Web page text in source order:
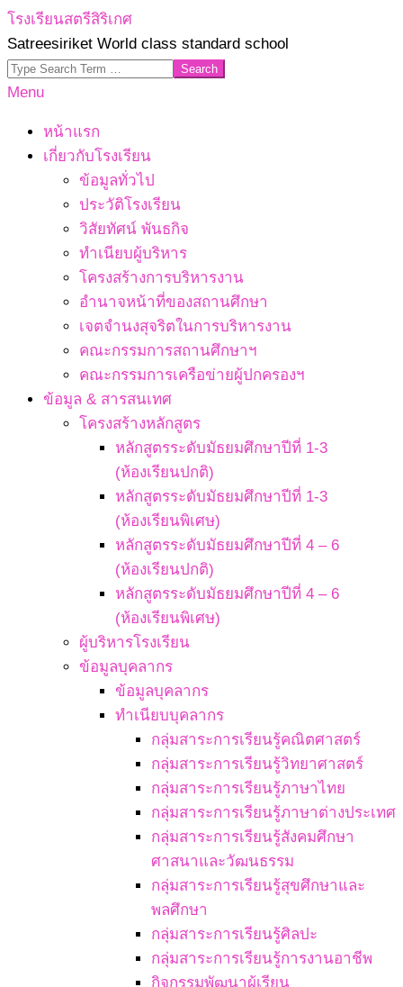
Skip
to
content
โรงเรียนสตรีสิริเกศ
Satreesiriket World class standard school
Search
Primary
Menu
Menu
หน้าแรก
เกี่ยวกับโรงเรียน
ข้อมูลทั่วไป
ประวัติโรงเรียน
วิสัยทัศน์ พันธกิจ
ทำเนียบผู้บริหาร
โครงสร้างการบริหารงาน
อำนาจหน้าที่ของสถานศึกษา
เจตจํานงสุจริตในการบริหารงาน
คณะกรรมการสถานศึกษาฯ
คณะกรรมการเครือข่ายผู้ปกครองฯ
ข้อมูล & สารสนเทศ
โครงสร้างหลักสูตร
หลักสูตรระดับมัธยมศึกษาปีที่ 1-3
(ห้องเรียนปกติ)
หลักสูตรระดับมัธยมศึกษาปีที่ 1-3
(ห้องเรียนพิเศษ)
หลักสูตรระดับมัธยมศึกษาปีที่ 4 – 6
(ห้องเรียนปกติ)
หลักสูตรระดับมัธยมศึกษาปีที่ 4 – 6
(ห้องเรียนพิเศษ)
ผู้บริหารโรงเรียน
ข้อมูลบุคลากร
ข้อมูลบุคลากร
ทำเนียบบุคลากร
กลุ่มสาระการเรียนรู้คณิตศาสตร์
กลุ่มสาระการเรียนรู้วิทยาศาสตร์
กลุ่มสาระการเรียนรู้ภาษาไทย
กลุ่มสาระการเรียนรู้ภาษาต่างประเทศ
กลุ่มสาระการเรียนรู้สังคมศึกษา
ศาสนาและวัฒนธรรม
กลุ่มสาระการเรียนรู้สุขศึกษาและ
พลศึกษา
กลุ่มสาระการเรียนรู้ศิลปะ
กลุ่มสาระการเรียนรู้การงานอาชีพ
กิจกรรมพัฒนาผู้เรียน